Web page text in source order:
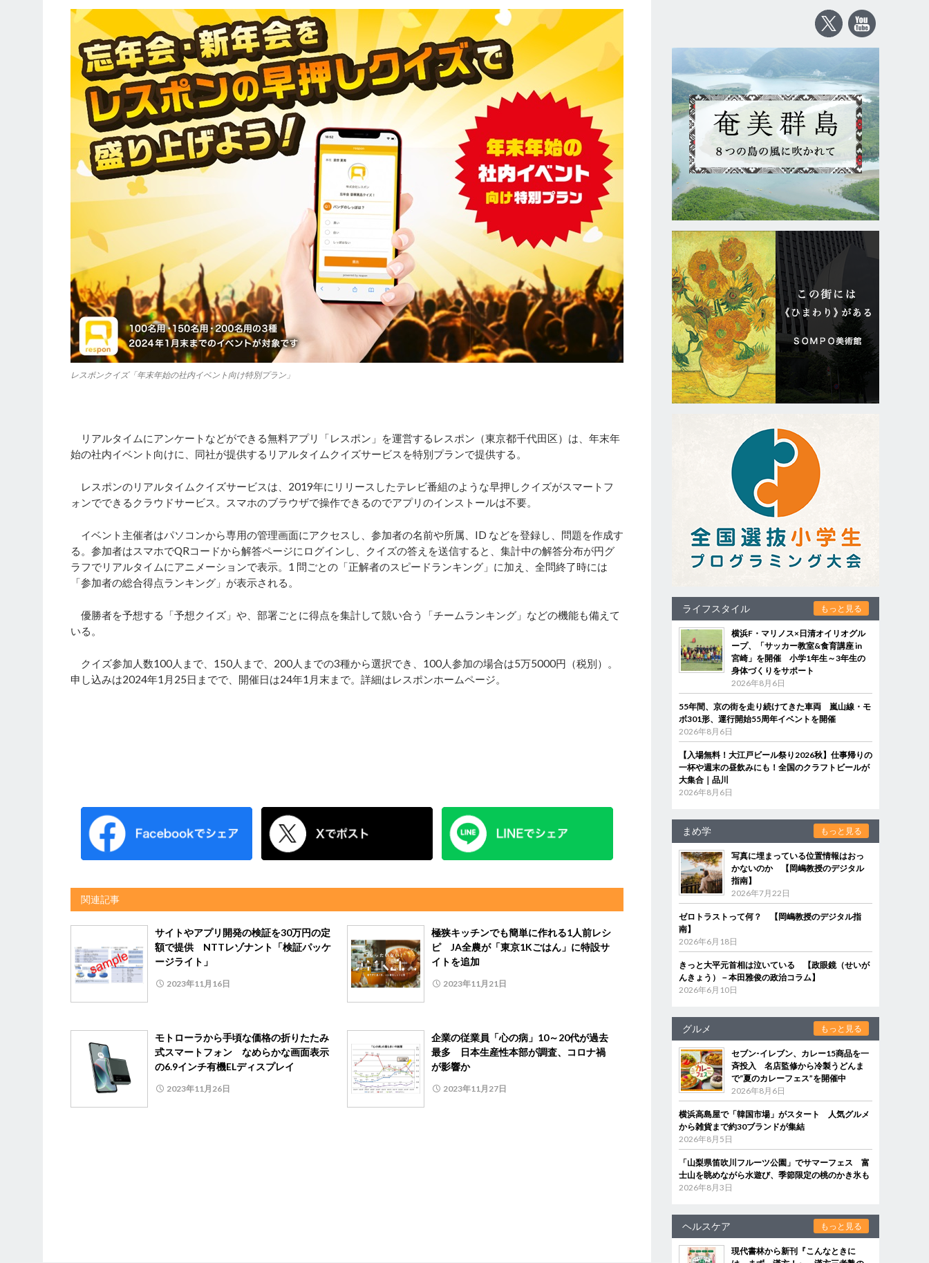
レスポンクイズ「年末年始の社内イベント向け特別プラン」
リアルタイムにアンケートなどができる無料アプリ「レスポン」を運営するレスポン（東京都千代田区）は、年末年
始の社内イベント向けに、同社が提供するリアルタイムクイズサービスを特別プランで提供する。
レスポンのリアルタイムクイズサービスは、2019年にリリースしたテレビ番組のような早押しクイズがスマートフ
ォンでできるクラウドサービス。スマホのブラウザで操作できるのでアプリのインストールは不要。
イベント主催者はパソコンから専用の管理画面にアクセスし、参加者の名前や所属、ID などを登録し、問題を作成す
る。参加者はスマホでQRコードから解答ページにログインし、クイズの答えを送信すると、集計中の解答分布が円グ
ラフでリアルタイムにアニメーションで表示。1 問ごとの「正解者のスピードランキング」に加え、全問終了時には
「参加者の総合得点ランキング」が表示される。
優勝者を予想する「予想クイズ」や、部署ごとに得点を集計して競い合う「チームランキング」などの機能も備えて
いる。
クイズ参加人数100人まで、150人まで、200人までの3種から選択でき、100人参加の場合は5万5000円（税別）。
申し込みは2024年1月25日までで、開催日は24年1月末まで。詳細はレスポンホームページ。
関連記事
サイトやアプリ開発の検証を30万円の定
額で提供 NTTレゾナント「検証パッケ
ージライト」
2023年11月16日
極狭キッチンでも簡単に作れる1人前レシ
ピ JA全農が「東京1Kごはん」に特設サ
イトを追加
2023年11月21日
モトローラから手頃な価格の折りたたみ
式スマートフォン なめらかな画面表示
の6.9インチ有機ELディスプレイ
2023年11月26日
企業の従業員「心の病」10～20代が過去
最多 日本生産性本部が調査、コロナ禍
が影響か
2023年11月27日
ライフスタイル もっと見る
横浜F・マリノス×日清オイリオグル
ープ、「サッカー教室&食育講座 in
宮崎」を開催 小学1年生～3年生の
身体づくりをサポート
2026年8月6日
55年間、京の街を走り続けてきた車両 嵐山線・モ
ボ301形、運行開始55周年イベントを開催
2026年8月6日
【入場無料！大江戸ビール祭り2026秋】仕事帰りの
一杯や週末の昼飲みにも！全国のクラフトビールが
大集合｜品川
2026年8月6日
まめ学 もっと見る
写真に埋まっている位置情報はおっ
かないのか 【岡嶋教授のデジタル
指南】
2026年7月22日
ゼロトラストって何？ 【岡嶋教授のデジタル指
南】
2026年6月18日
きっと大平元首相は泣いている 【政眼鏡（せいが
んきょう）－本田雅俊の政治コラム】
2026年6月10日
グルメ もっと見る
セブン‐イレブン、カレー15商品を一
斉投入 名店監修から冷製うどんま
で“夏のカレーフェス”を開催中
2026年8月6日
横浜高島屋で「韓国市場」がスタート 人気グルメ
から雑貨まで約30ブランドが集結
2026年8月5日
「山梨県笛吹川フルーツ公園」でサマーフェス 富
士山を眺めながら水遊び、季節限定の桃のかき氷も
2026年8月3日
ヘルスケア もっと見る
現代書林から新刊『こんなときに